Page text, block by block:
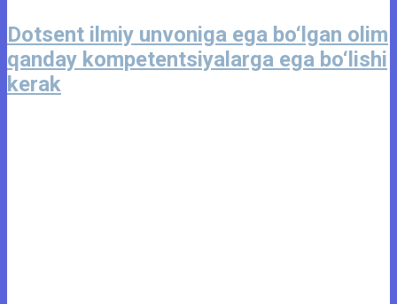
Dotsent ilmiy unvoniga ega bo‘lgan olim
qanday kompetentsiyalarga ega bo‘lishi
kerak